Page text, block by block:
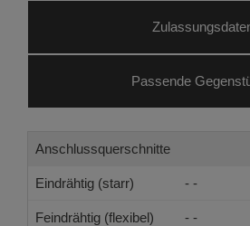
Passende
Anschlussquerschnitte
Eindrähtig (starr) - -
Feindrähtig (flexibel) - -